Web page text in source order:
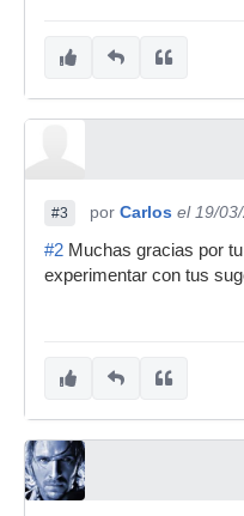
#3 por Carlos el 19/
#2 Muchas gracias por
experimentar con tus